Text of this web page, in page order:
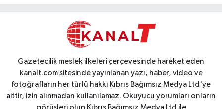
Gazetecilik meslek ilkeleri çerçevesinde hareket eden
kanalt.com sitesinde yayınlanan yazı, haber, video ve
fotoğrafların her türlü hakkı Kıbrıs Bağımsız Medya Ltd'ye
aittir, izin alınmadan kullanılamaz. Okuyucu yorumları onların
görüşleri olup Kıbrıs Bağımsız Medya Ltd ile